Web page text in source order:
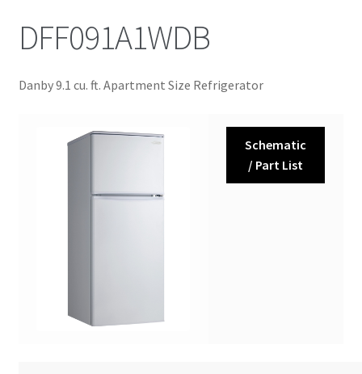
DFF091A1WDB
Danby 9.1 cu. ft. Apartment Size Refrigerator
Schematic
/ Part List